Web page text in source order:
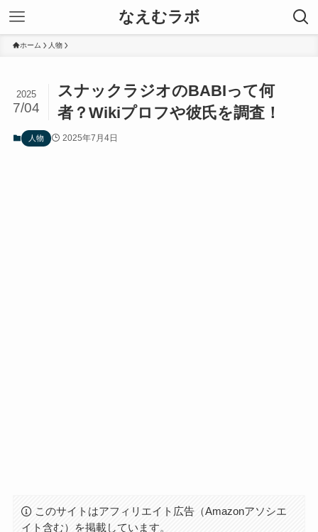
なえむラボ
ホーム 人物
スナックラジオのBABIって何
者？Wikiプロフや彼氏を調査！
2025
7/04
人物 2025年7月4日
このサイトはアフィリエイト広告（Amazonアソシエ
イト含む）を掲載しています。